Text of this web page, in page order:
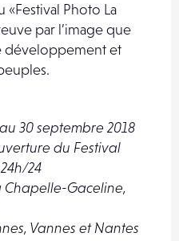
«Festival Photo La
par l’image que
développement et
30 septembre 2018
du Festival
24
Chapelle-Gaceline,
Vannes et Nantes